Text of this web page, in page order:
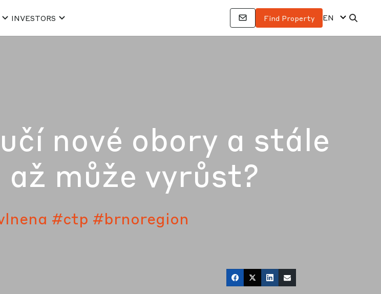
INVESTORS Find Property EN
nové obory a stále
může vyrůst?
#ctp #brnoregion